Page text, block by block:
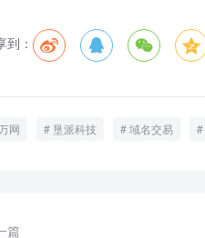
到：    
网 垦派科技 域名交易
篇